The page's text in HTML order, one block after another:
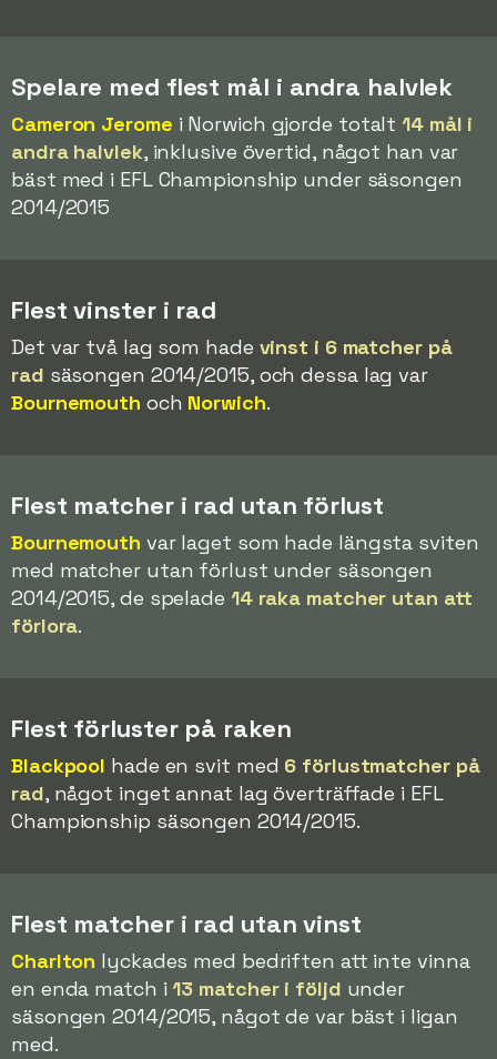
Spelare med flest mål i andra halvlek
Cameron Jerome i Norwich gjorde totalt14 mål i
andra halvlek, inklusive övertid, något han var
bäst med i EFL Championship under säsongen
2014/2015
Flest vinster i rad
Det var två lag som hade vinst i 6 matcher på
rad säsongen 2014/2015, och dessa lag var
Bournemouth och Norwich.
Flest matcher i rad utan förlust
Bournemouth var laget som hade längsta sviten
med matcher utan förlust under säsongen
2014/2015, de spelade 14 raka matcher utan att
förlora.
Flest förluster på raken
Blackpool hade en svit med 6 förlustmatcher på
rad, något inget annat lag överträffade i EFL
Championship säsongen 2014/2015.
Flest matcher i rad utan vinst
Charlton lyckades med bedriften att inte vinna
en enda match i13 matcher i följd under
säsongen 2014/2015, något de var bäst i ligan
med.